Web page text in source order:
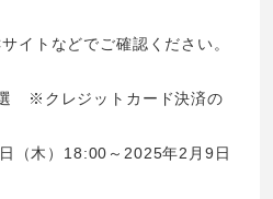
イトなどでご確認ください。
選 ※クレジットカード決済の
（木）18:00～2025年2月9日